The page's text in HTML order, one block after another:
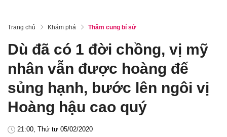
Trang chủ Khám phá Thâm cung bí sử
Dù đã có 1 đời chồng, vị mỹ
nhân vẫn được hoàng đế
sủng hạnh, bước lên ngôi vị
Hoàng hậu cao quý
21:00, Thứ tư 05/02/2020